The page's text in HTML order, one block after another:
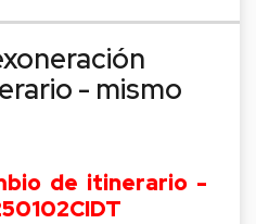
- mismo
de itinerario -